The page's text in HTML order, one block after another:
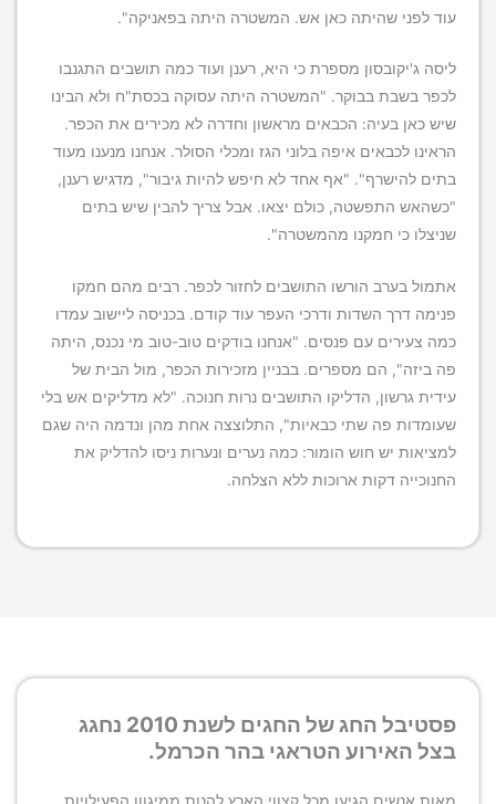
עוד לפני שהיתה כאן אש. המשטרה היתה בפאניקה".
ליסה ג'יקובסון מספרת כי היא, רענן ועוד כמה תושבים התגנבו
לכפר בשבת בבוקר. "המשטרה היתה עסוקה בכסת"ח ולא הבינו
שיש כאן בעיה: הכבאים מראשון וחדרה לא מכירים את הכפר.
הראינו לכבאים איפה בלוני הגז ומכלי הסולר. אנחנו מנענו מעוד
בתים להישרף". "אף אחד לא חיפש להיות גיבור", מדגיש רענן,
"כשהאש התפשטה, כולם יצאו. אבל צריך להבין שיש בתים
שניצלו כי חמקנו מהמשטרה".
אתמול בערב הורשו התושבים לחזור לכפר. רבים מהם חמקו
פנימה דרך השדות ודרכי העפר עוד קודם. בכניסה ליישוב עמדו
כמה צעירים עם פנסים. "אנחנו בודקים טוב-טוב מי נכנס, היתה
פה ביזה", הם מספרים. בבניין מזכירות הכפר, מול הבית של
עידית גרשון, הדליקו התושבים נרות חנוכה. "לא מדליקים אש בלי
שעומדות פה שתי כבאיות", התלוצצה אחת מהן ונדמה היה שגם
למציאות יש חוש הומור: כמה נערים ונערות ניסו להדליק את
החנוכייה דקות ארוכות ללא הצלחה.
פסטיבל החג של החגים לשנת 2010 נחגג
בצל האירוע הטראגי בהר הכרמל.